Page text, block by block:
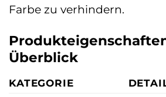
Farbe zu verhindern.
Überblick
KATEGORIE